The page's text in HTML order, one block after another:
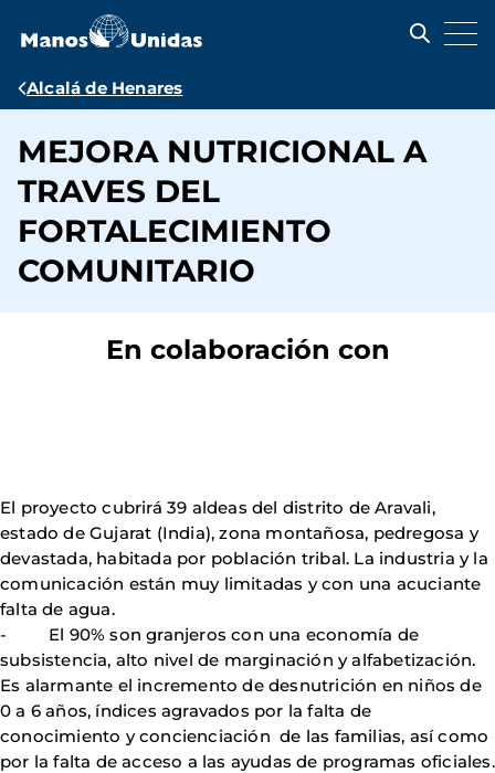
contenido
Ruta
navegación
Alcalá de Henares
MEJORA NUTRICIONAL A
TRAVES DEL
FORTALECIMIENTO
COMUNITARIO
En colaboración con
El proyecto cubrirá 39 aldeas del distrito de Aravali,
estado de Gujarat (India), zona montañosa, pedregosa y
devastada, habitada por población tribal. La industria y la
comunicación están muy limitadas y con una acuciante
falta de agua.
- El 90% son granjeros con una economía de
subsistencia, alto nivel de marginación y alfabetización.
Es alarmante el incremento de desnutrición en niños de
0 a 6 años, índices agravados por la falta de
conocimiento y concienciación de las familias, así como
por la falta de acceso a las ayudas de programas oficiales.